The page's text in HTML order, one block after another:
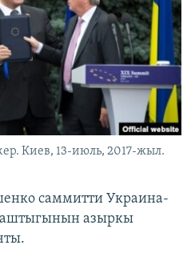
Киев, 13-июль, 2017-жыл.
саммитти Украина-
азыркы